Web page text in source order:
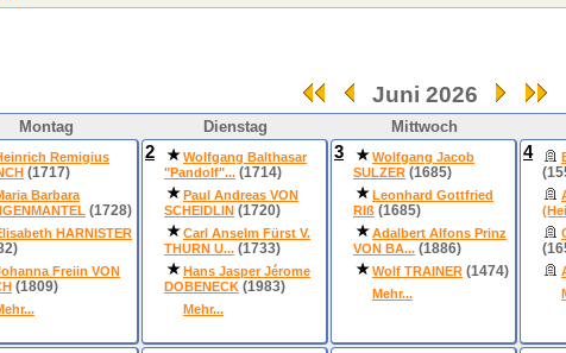
Juni 2026
Montag Dienstag Mittwoch
Remigius
(1717)
Barbara
(1728)
HARNISTER
Freiin VON
(1809)
2
Wolfgang Balthasar
"Pandolf"... (1714)
Paul Andreas VON
SCHEIDLIN (1720)
Carl Anselm Fürst V.
THURN U... (1733)
Hans Jasper Jérome
DOBENECK (1983)
Mehr...
3
Wolfgang Jacob
SULZER (1685)
Leonhard Gottfried
RIß (1685)
Adalbert Alfons Prinz
VON BA... (1886)
Wolf TRAINER (1474)
Mehr...
4